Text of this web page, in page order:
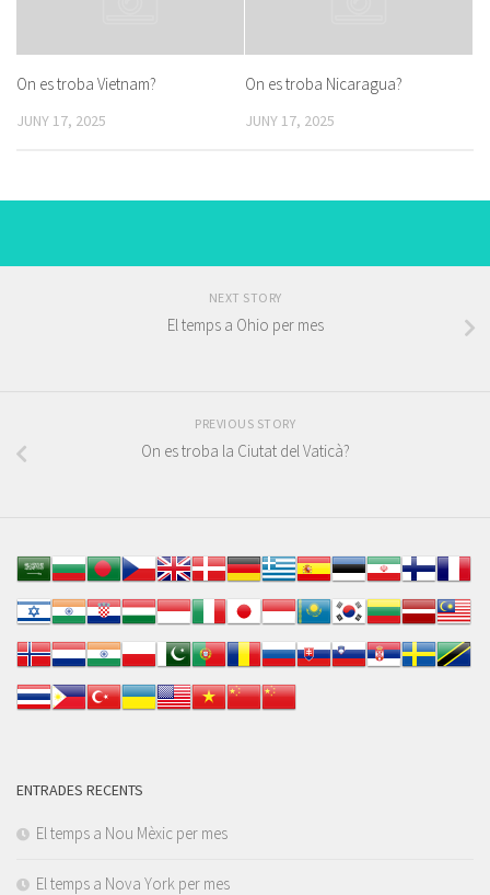
On es troba Vietnam?
JUNY 17, 2025
On es troba Nicaragua?
JUNY 17, 2025
NEXT STORY
El temps a Ohio per mes
PREVIOUS STORY
On es troba la Ciutat del Vaticà?
ENTRADES RECENTS
El temps a Nou Mèxic per mes
El temps a Nova York per mes